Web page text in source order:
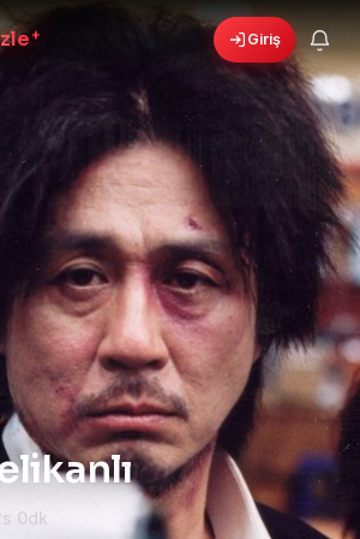
+ Giriş
🎁 6 yeni fırsat! Bonusları gör›
— HD Film İzle,
0dk